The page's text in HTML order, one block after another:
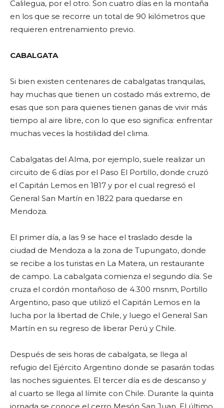
Calilegua, por el otro. Son cuatro días en la montaña
en los que se recorre un total de 90 kilómetros que
requieren entrenamiento previo.
CABALGATA
Si bien existen centenares de cabalgatas tranquilas,
hay muchas que tienen un costado más extremo, de
esas que son para quienes tienen ganas de vivir más
tiempo al aire libre, con lo que eso significa: enfrentar
muchas veces la hostilidad del clima.
Cabalgatas del Alma, por ejemplo, suele realizar un
circuito de 6 días por el Paso El Portillo, donde cruzó
el Capitán Lemos en 1817 y por el cual regresó el
General San Martín en 1822 para quedarse en
Mendoza.
El primer día, a las 9 se hace el traslado desde la
ciudad de Mendoza a la zona de Tupungato, donde
se recibe a los turistas en La Matera, un restaurante
de campo. La cabalgata comienza el segundo día. Se
cruza el cordón montañoso de 4.300 msnm, Portillo
Argentino, paso que utilizó el Capitán Lemos en la
lucha por la libertad de Chile, y luego el General San
Martín en su regreso de liberar Perú y Chile.
Después de seis horas de cabalgata, se llega al
refugio del Ejército Argentino donde se pasarán todas
las noches siguientes. El tercer día es de descanso y
al cuarto se llega al límite con Chile. Durante la quinta